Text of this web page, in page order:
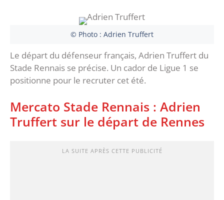
© Photo : Adrien Truffert
Le départ du défenseur français, Adrien Truffert du
Stade Rennais se précise. Un cador de Ligue 1 se
positionne pour le recruter cet été.
Mercato Stade Rennais : Adrien
Truffert sur le départ de Rennes
LA SUITE APRÈS CETTE PUBLICITÉ